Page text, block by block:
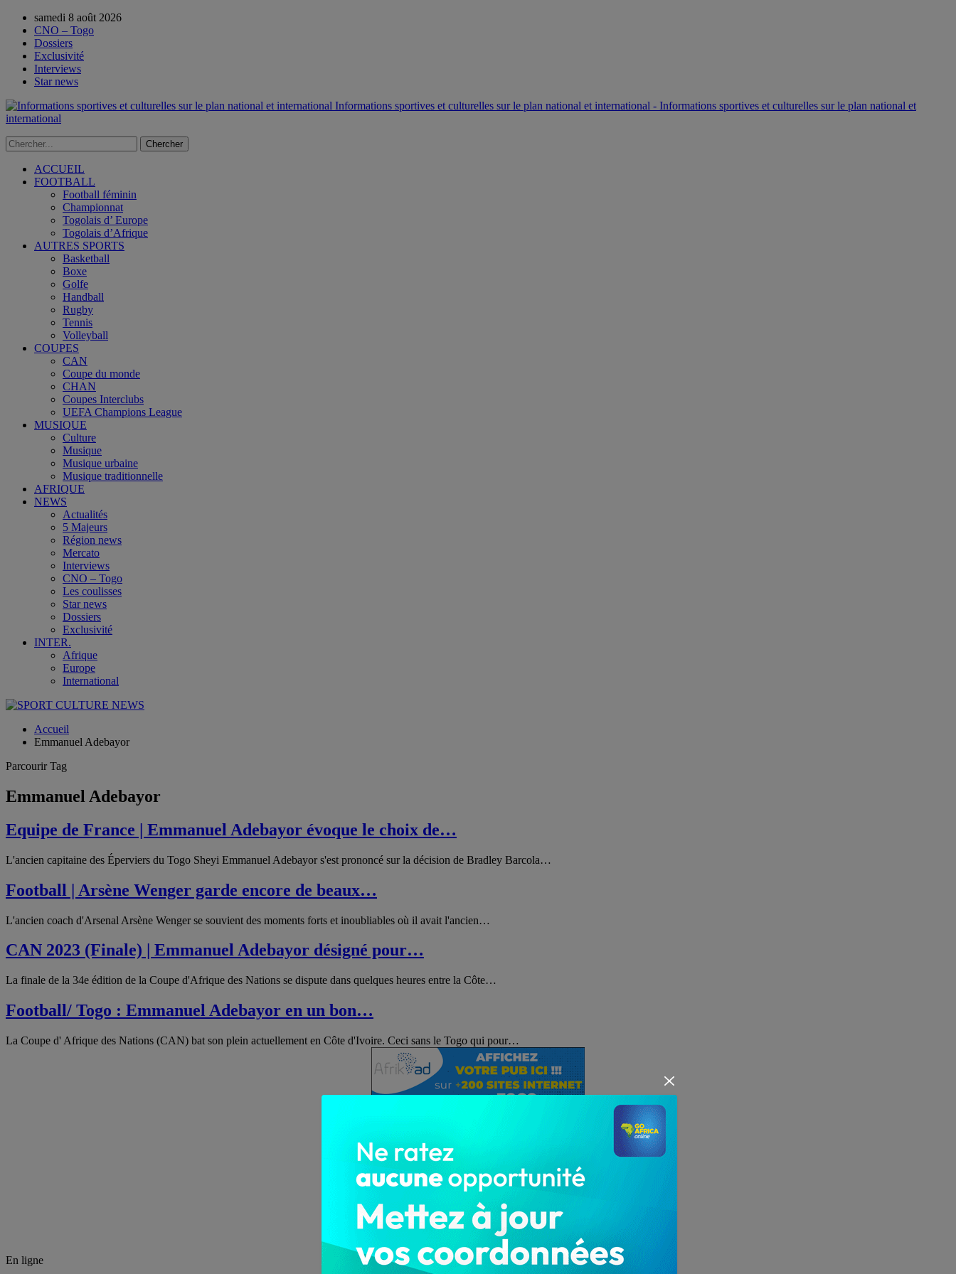
samedi 8 août 2026
CNO – Togo
Dossiers
Exclusivité
Interviews
Star news
Informations sportives et culturelles sur le plan national et international - Informations sportives et culturelles sur le plan national et
international
ACCUEIL
FOOTBALL
Football féminin
Championnat
Togolais d’ Europe
Togolais d’Afrique
AUTRES SPORTS
Basketball
Boxe
Golfe
Handball
Rugby
Tennis
Volleyball
COUPES
CAN
Coupe du monde
CHAN
Coupes Interclubs
UEFA Champions League
MUSIQUE
Culture
Musique
Musique urbaine
Musique traditionnelle
AFRIQUE
NEWS
Actualités
5 Majeurs
Région news
Mercato
Interviews
CNO – Togo
Les coulisses
Star news
Dossiers
Exclusivité
INTER.
Afrique
Europe
International
Accueil
Emmanuel Adebayor
Parcourir Tag
Emmanuel Adebayor
Equipe de France | Emmanuel Adebayor évoque le choix de…
L'ancien capitaine des Éperviers du Togo Sheyi Emmanuel Adebayor s'est prononcé sur la décision de Bradley Barcola…
Football | Arsène Wenger garde encore de beaux…
L'ancien coach d'Arsenal Arsène Wenger se souvient des moments forts et inoubliables où il avait l'ancien…
CAN 2023 (Finale) | Emmanuel Adebayor désigné pour…
La finale de la 34e édition de la Coupe d'Afrique des Nations se dispute dans quelques heures entre la Côte…
Football/ Togo : Emmanuel Adebayor en un bon…
La Coupe d' Afrique des Nations (CAN) bat son plein actuellement en Côte d'Ivoire. Ceci sans le Togo qui pour…
En ligne